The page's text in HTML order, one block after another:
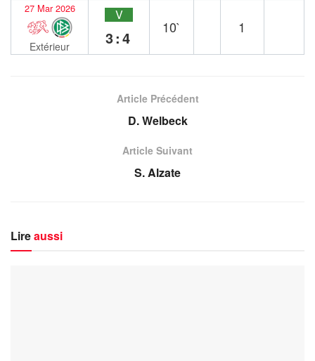
27 Mar 2026
Extérieur
V
3:4
10` 1
Article Précédent
D. Welbeck
Article Suivant
S. Alzate
Lireaussi